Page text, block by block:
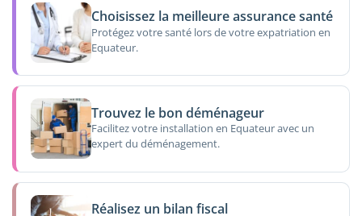
Choisissez la meilleure assurance santé
Protégez votre santé lors de votre expatriation en
Equateur.
Trouvez le bon déménageur
Facilitez votre installation en Equateur avec un
expert du déménagement.
Réalisez un bilan fiscal